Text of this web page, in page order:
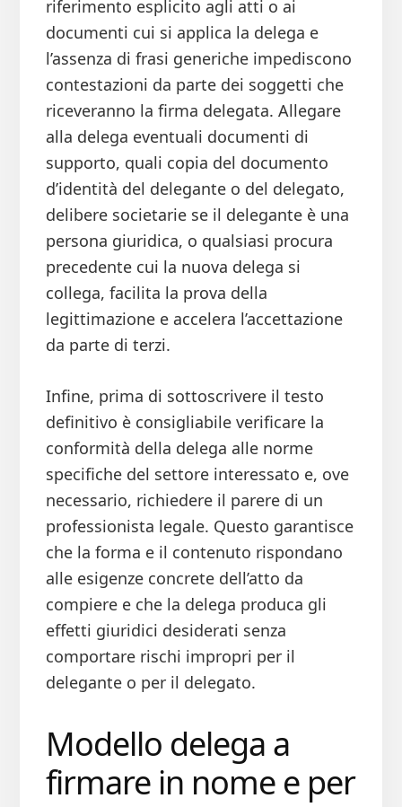
riferimento esplicito agli atti o ai
documenti cui si applica la delega e
l’assenza di frasi generiche impediscono
contestazioni da parte dei soggetti che
riceveranno la firma delegata. Allegare
alla delega eventuali documenti di
supporto, quali copia del documento
d’identità del delegante o del delegato,
delibere societarie se il delegante è una
persona giuridica, o qualsiasi procura
precedente cui la nuova delega si
collega, facilita la prova della
legittimazione e accelera l’accettazione
da parte di terzi.
Infine, prima di sottoscrivere il testo
definitivo è consigliabile verificare la
conformità della delega alle norme
specifiche del settore interessato e, ove
necessario, richiedere il parere di un
professionista legale. Questo garantisce
che la forma e il contenuto rispondano
alle esigenze concrete dell’atto da
compiere e che la delega produca gli
effetti giuridici desiderati senza
comportare rischi impropri per il
delegante o per il delegato.
Modello delega a
firmare in nome e per